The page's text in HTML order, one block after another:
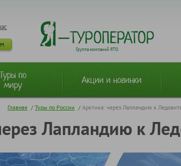
Группа компаний ЯТО
Туры по
миру
Акции и новинки
Главная / Туры по России / Арктика: через Лапландию к
Лапландию к